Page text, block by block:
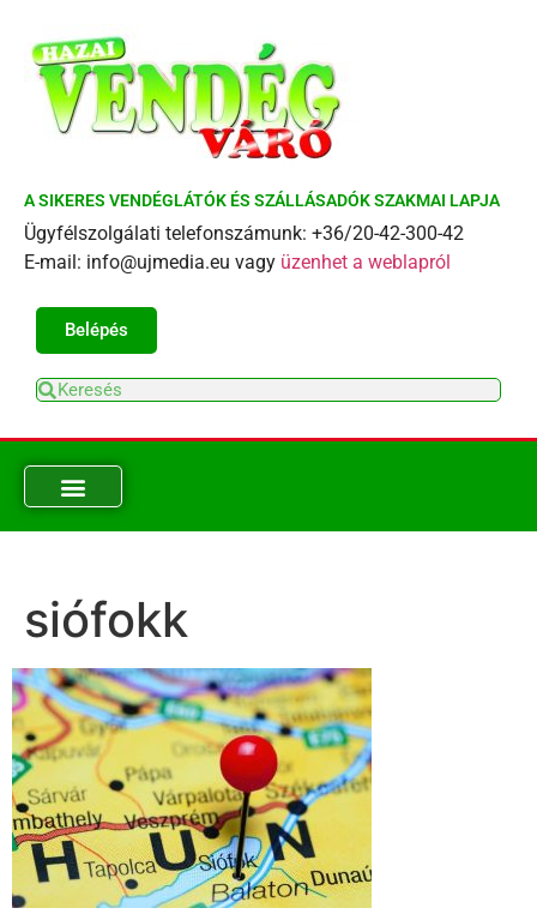
A SIKERES VENDÉGLÁTÓK ÉS SZÁLLÁSADÓK SZAKMAI LAPJA
Ügyfélszolgálati telefonszámunk: +36/20-42-300-42
E-mail: info@ujmedia.eu vagy üzenhet a weblapról
Belépés
siófokk